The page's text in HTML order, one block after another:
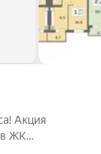
Акция
в ЖК